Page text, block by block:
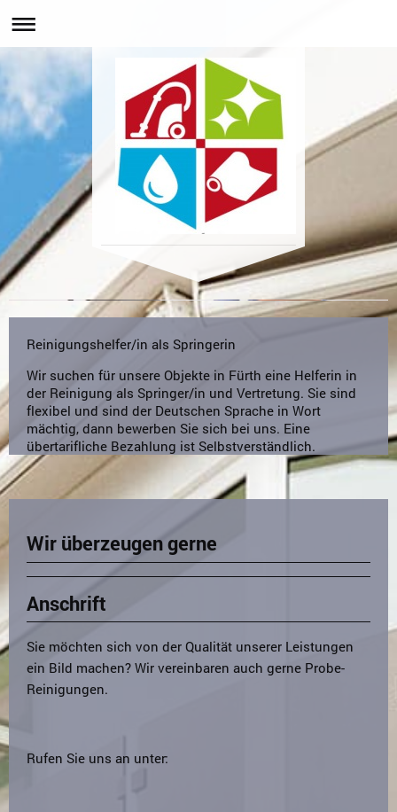
D&T Dienstleistungen
Reinigungshelfer/in als Springerin
Wir suchen für unsere Objekte in Fürth eine Helferin in
der Reinigung als Springer/in und Vertretung. Sie sind
flexibel und sind der Deutschen Sprache in Wort
mächtig, dann bewerben Sie sich bei uns. Eine
übertarifliche Bezahlung ist Selbstverständlich.
Wir überzeugen gerne
Anschrift
Sie möchten sich von der Qualität unserer Leistungen
ein Bild machen? Wir vereinbaren auch gerne Probe-
Reinigungen.
Rufen Sie uns an unter: